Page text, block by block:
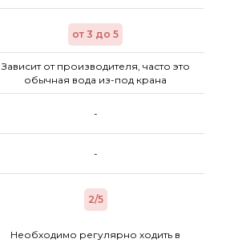
от 3 до 5
Зависит от производителя, часто это
обычная вода из-под крана
-
-
2/5
Необходимо регулярно ходить в